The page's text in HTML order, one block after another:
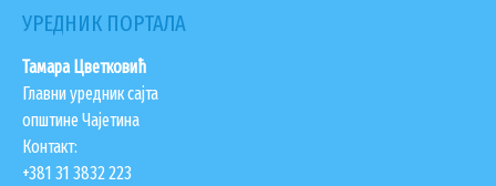
УРЕДНИК ПОРТАЛА
Тамара Цветковић
Главни уредник сајта
општине Чајетина
Контакт:
+381 31 3832 223